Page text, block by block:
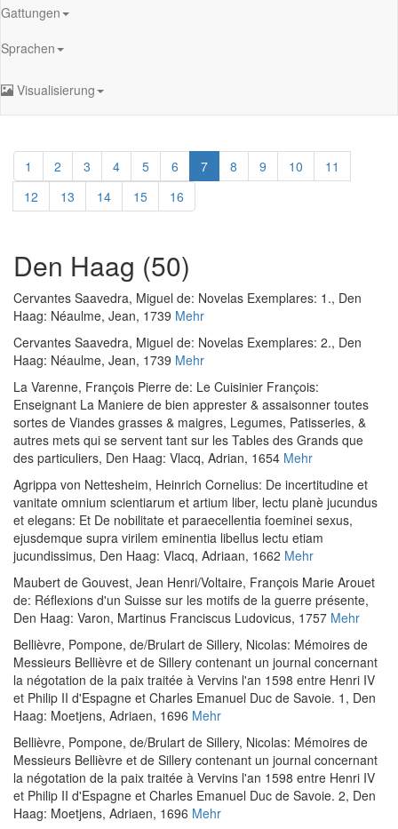
Gattungen
Sprachen
Visualisierung
1 2 3 4 5 6 7 8 9 10
11
12
13 14 15 16
Den Haag (50)
Cervantes Saavedra, Miguel de: Novelas Exemplares: 1., Den
Haag: Néaulme, Jean, 1739 Mehr
Cervantes Saavedra, Miguel de: Novelas Exemplares: 2., Den
Haag: Néaulme, Jean, 1739 Mehr
La Varenne, François Pierre de: Le Cuisinier François:
Enseignant La Maniere de bien apprester & assaisonner toutes
sortes de Viandes grasses & maigres, Legumes, Patisseries, &
autres mets qui se servent tant sur les Tables des Grands que
des particuliers, Den Haag: Vlacq, Adrian, 1654 Mehr
Agrippa von Nettesheim, Heinrich Cornelius: De incertitudine et
vanitate omnium scientiarum et artium liber, lectu planè jucundus
et elegans: Et De nobilitate et paraecellentia foeminei sexus,
ejusdemque supra virilem eminentia libellus lectu etiam
jucundissimus, Den Haag: Vlacq, Adriaan, 1662 Mehr
Maubert de Gouvest, Jean Henri/Voltaire, François Marie Arouet
de: Réflexions d'un Suisse sur les motifs de la guerre présente,
Den Haag: Varon, Martinus Franciscus Ludovicus, 1757 Mehr
Bellièvre, Pompone, de/Brulart de Sillery, Nicolas: Mémoires de
Messieurs Bellièvre et de Sillery contenant un journal concernant
la négotation de la paix traitée à Vervins l'an 1598 entre Henri IV
et Philip II d'Espagne et Charles Emanuel Duc de Savoie. 1 , Den
Haag: Moetjens, Adriaen, 1696 Mehr
Bellièvre, Pompone, de/Brulart de Sillery, Nicolas: Mémoires de
Messieurs Bellièvre et de Sillery contenant un journal concernant
la négotation de la paix traitée à Vervins l'an 1598 entre Henri IV
et Philip II d'Espagne et Charles Emanuel Duc de Savoie. 2, Den
Haag: Moetjens, Adriaen, 1696 Mehr